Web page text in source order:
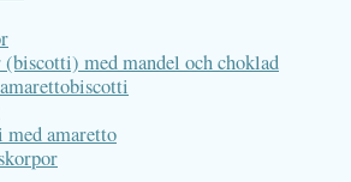
med mandel och choklad
amaretto